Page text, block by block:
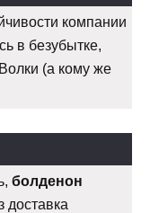
компании
в безубытке,
(а кому же
болденон
доставка